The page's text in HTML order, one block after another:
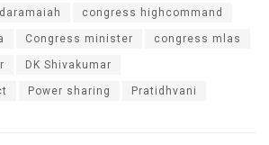
congress highcommand
Congress minister congress mlas
DK Shivakumar
Power sharing Pratidhvani